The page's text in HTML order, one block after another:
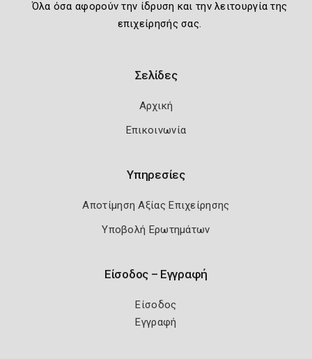
Όλα όσα αφορούν την ίδρυση και την λειτουργία της
επιχείρησής σας.
Σελίδες
Αρχική
Επικοινωνία
Υπηρεσίες
Αποτίμηση Αξίας Επιχείρησης
Υποβολή Ερωτημάτων
Είσοδος – Εγγραφή
Είσοδος
Εγγραφή